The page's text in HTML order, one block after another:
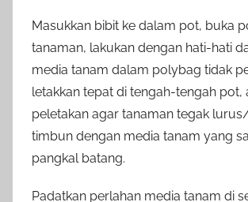
Masukkan bibit ke dalam pot, buka
tanaman, lakukan dengan hati-hati
media tanam dalam polybag tidak
letakkan tepat di tengah-tengah pot,
peletakan agar tanaman tegak
timbun dengan media tanam yang
pangkal batang.
Padatkan perlahan media tanam di